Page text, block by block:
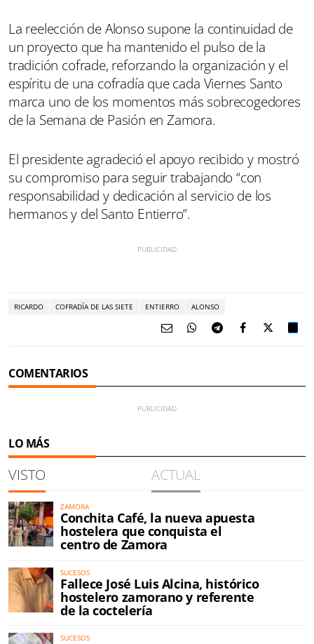
La reelección de Alonso supone la continuidad de
un proyecto que ha mantenido el pulso de la
tradición cofrade, reforzando la organización y el
espíritu de una cofradía que cada Viernes Santo
marca uno de los momentos más sobrecogedores
de la Semana de Pasión en Zamora.
El presidente agradeció el apoyo recibido y mostró
su compromiso para seguir trabajando “con
responsabilidad y dedicación al servicio de los
hermanos y del Santo Entierro”.
RICARDO COFRADÍA DE LAS SIETE ENTIERRO ALONSO
COMENTARIOS
LO MÁS
VISTO ACTUAL
ZAMORA
Conchita Café, la nueva apuesta
hostelera que conquista el
centro de Zamora
SUCESOS
Fallece José Luis Alcina, histórico
hostelero zamorano y referente
de la coctelería
SUCESOS